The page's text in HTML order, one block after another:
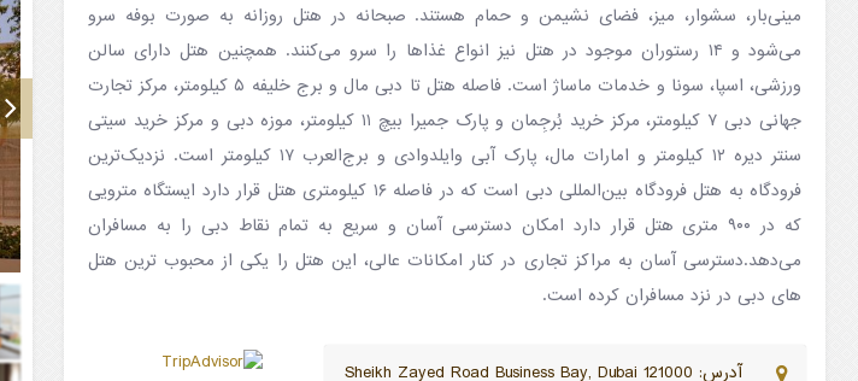
مینی‌بار، سشوار، میز، فضای نشیمن و حمام هستند. صبحانه در هتل روزانه به صورت بوفه سرو
می‌شود و ۱۴ رستوران موجود در هتل نیز انواع غذاها را سرو می‌کنند. همچنین هتل دارای سالن
ورزشی، اسپا، سونا و خدمات ماساژ است. فاصله هتل تا دبی مال و برج خلیفه ‍۵ کیلومتر، مرکز تجارت
جهانی دبی ۷ کیلومتر، مرکز خرید بُرجِمان و پارک جمیرا بیچ ۱۱ کیلومتر، موزه دبی و مرکز خرید سیتی
سنتر دیره ۱۲ کیلومتر و امارات مال، پارک آبی وایلدوادی و برج‌العرب ۱۷ کیلومتر است. نزدیک‌ترین
فرودگاه به هتل فرودگاه بین‌المللی دبی است که در فاصله ۱۶ کیلومتری هتل قرار دارد ایستگاه مترویی
که در ۹۰۰ متری هتل قرار دارد امکان دسترسی آسان و سریع به تمام نقاط دبی را به مسافران
می‌دهد.دسترسی آسان به مراکز تجاری در کنار امکانات عالی، این هتل را یکی از محبوب ترین هتل
های دبی در نزد مسافران کرده است.
آدرس: Sheikh Zayed Road Business Bay, Dubai 121000